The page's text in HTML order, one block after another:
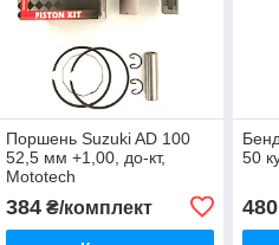
Поршень Suzuki AD 100
52,5 мм +1,00, до-кт,
Mototech
384₴/комплект
50
480